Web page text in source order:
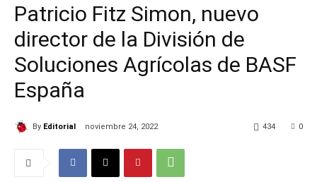
Patricio Fitz Simon, nuevo
director de la División de
Soluciones Agrícolas de BASF
España
By Editorial noviembre 24, 2022 0
434